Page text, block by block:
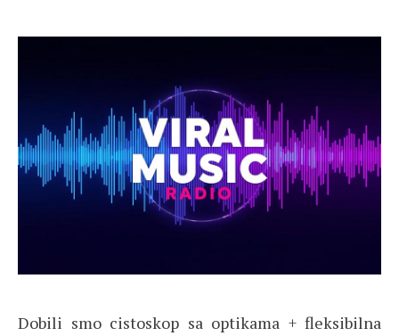
Dobili smo cistoskop sa optikama + fleksibilna